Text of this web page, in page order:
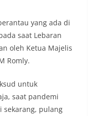
yang ada di
saat Lebaran
oleh Ketua Majelis
Romly.
untuk
saat pandemi
sekarang, pulang